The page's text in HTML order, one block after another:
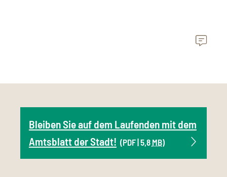
Bleiben Sie auf dem Laufenden mit dem
Amtsblatt der Stadt! (PDF | 5,8 MB)